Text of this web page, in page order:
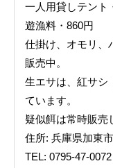
一人用貸しテント
遊漁料・860円
仕掛け、オモリ、
販売中。
生エサは、紅サシ
ています。
疑似餌は常時販売
住所: 兵庫県加東
TEL: 0795-47-0072